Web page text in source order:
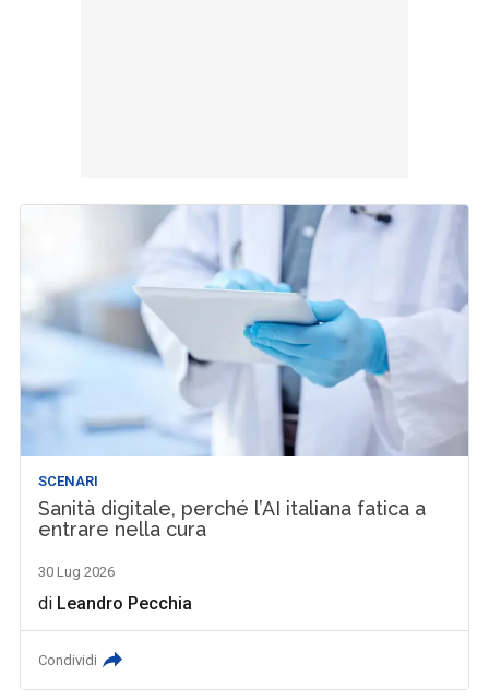
SCENARI
Sanità digitale, perché l’AI italiana fatica a
entrare nella cura
30 Lug 2026
di Leandro Pecchia
Condividi